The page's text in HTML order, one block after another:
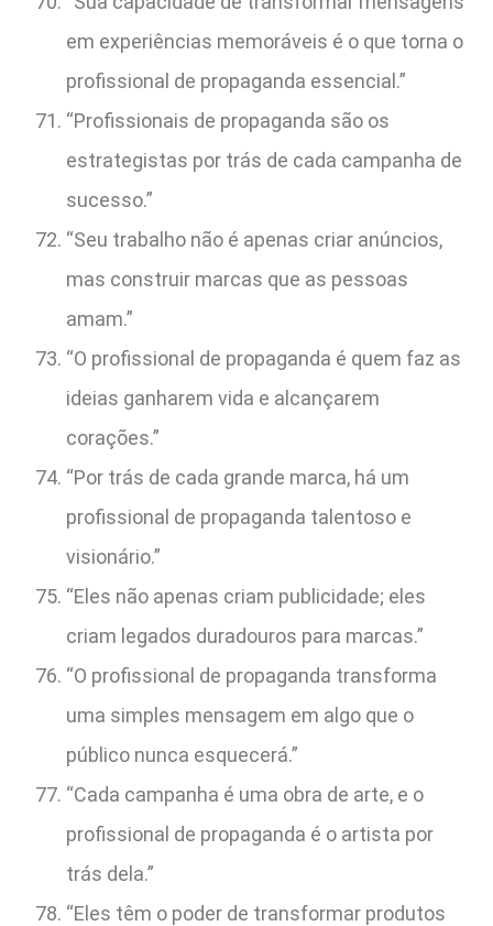
em experiências memoráveis é o que torna o
profissional de propaganda essencial.”
“Profissionais de propaganda são os
estrategistas por trás de cada campanha de
sucesso.”
“Seu trabalho não é apenas criar anúncios,
mas construir marcas que as pessoas
amam.”
“O profissional de propaganda é quem faz as
ideias ganharem vida e alcançarem
corações.”
“Por trás de cada grande marca, há um
profissional de propaganda talentoso e
visionário.”
“Eles não apenas criam publicidade; eles
criam legados duradouros para marcas.”
“O profissional de propaganda transforma
uma simples mensagem em algo que o
público nunca esquecerá.”
“Cada campanha é uma obra de arte, e o
profissional de propaganda é o artista por
trás dela.”
“Eles têm o poder de transformar produtos